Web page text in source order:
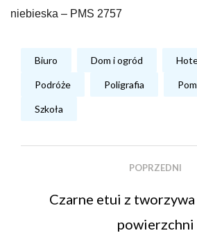
niebieska – PMS 2757
Biuro Dom i ogród
Podróże Poligrafia
Szkoła
POPRZEDNI
Czarne etui z
powierzchni